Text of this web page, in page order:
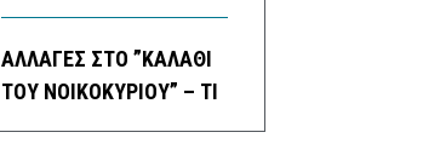
ΑΛΛΑΓΕΣ ΣΤΟ ”ΚΑΛΑΘΙ
ΤΟΥ ΝΟΙΚΟΚΥΡΙΟΥ” – ΤΙ